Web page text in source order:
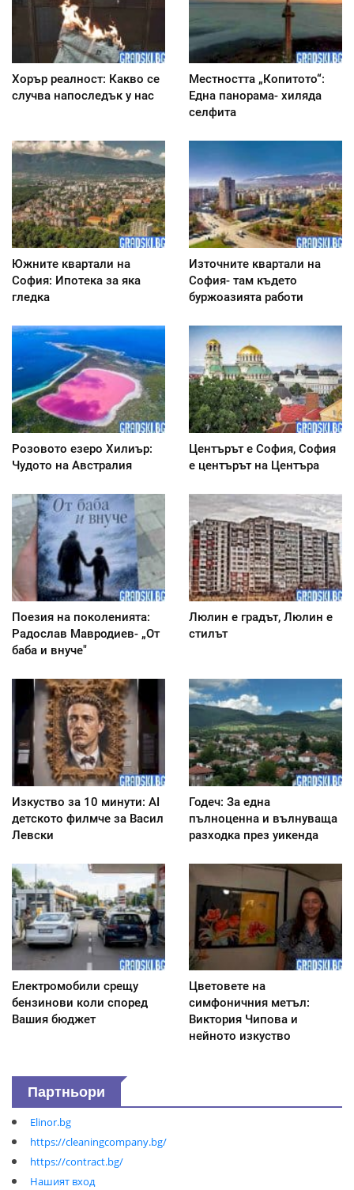
Хорър реалност: Какво се
случва напоследък у нас
Местността „Копитото“:
Една панорама- хиляда
селфита
Южните квартали на
София: Ипотека за яка
гледка
Източните квартали на
София- там където
буржоазията работи
Розовото езеро Хилиър:
Чудото на Австралия
Центърът е София, София
е центърът на Центъра
Поезия на поколенията:
Радослав Мавродиев- „От
баба и внуче"
Люлин е градът, Люлин е
стилът
Изкуство за 10 минути: AI
детското филмче за Васил
Левски
Годеч: За една
пълноценна и вълнуваща
разходка през уикенда
Електромобили срещу
бензинови коли според
Вашия бюджет
Цветовете на
симфоничния метъл:
Виктория Чипова и
нейното изкуство
Партньори
Elinor.bg
https://cleaningcompany.bg/
https://contract.bg/
Нашият вход